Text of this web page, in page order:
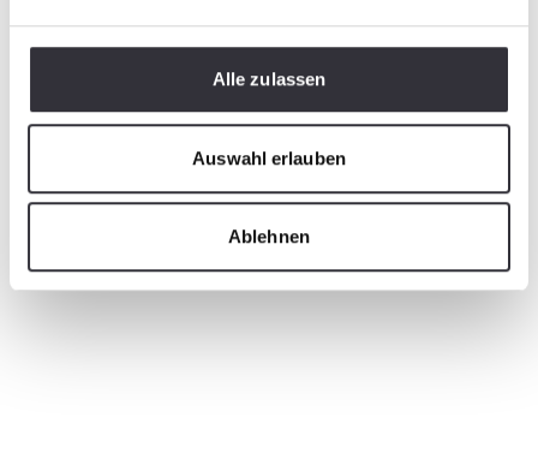
Alle zulassen
Auswahl erlauben
Ablehnen